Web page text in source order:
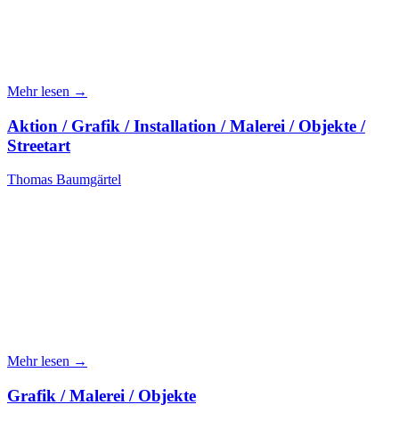
Mehr lesen →
Aktion / Grafik / Installation / Malerei / Objekte /
Streetart
Thomas Baumgärtel
Mehr lesen →
Grafik / Malerei / Objekte